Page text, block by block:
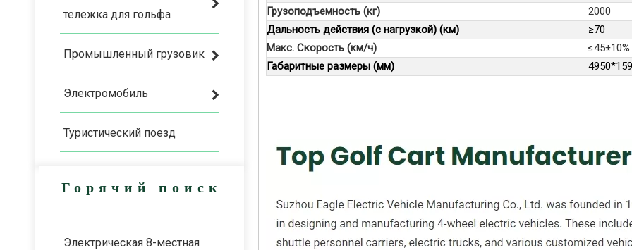
тележка для гольфа
Промышленный грузовик
Электромобиль
Туристический поезд
Горячий поиск
Электрическая 8-местная
Грузоподъемность (кг)
2000
Дальность действия (с нагрузкой) (км)
≥70
Макс. Скорость (км/ч)
≤45±10%
Габаритные размеры (мм)